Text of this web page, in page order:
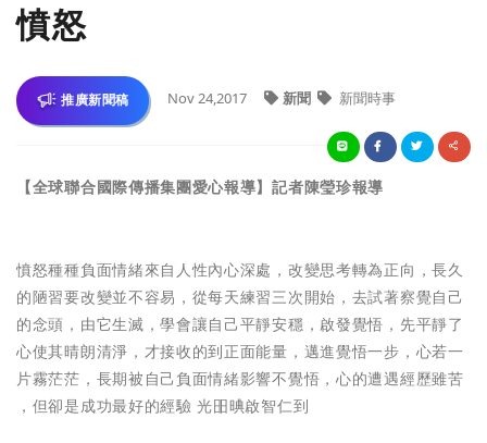
憤怒
推廣新聞稿 Nov 24,2017 新聞 新聞時事
【全球聯合國際傳播集團愛心報導】記者陳瑩珍報導
憤怒種種負面情緒來自人性內心深處，改變思考轉為正向，長久
的陋習要改變並不容易，從每天練習三次開始，去試著察覺自己
的念頭，由它生滅，學會讓自己平靜安穩，啟發覺悟，先平靜了
心使其晴朗清淨，才接收的到正面能量，邁進覺悟一步，心若一
片霧茫茫，長期被自己負面情緒影響不覺悟，心的遭遇經歷雖苦
，但卻是成功最好的經驗 光昍晪啟智仁到